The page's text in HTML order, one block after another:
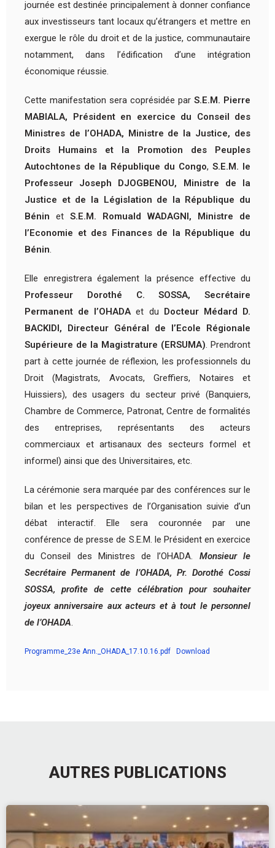
journée est destinée principalement à donner confiance
aux investisseurs tant locaux qu’étrangers et mettre en
exergue le rôle du droit et de la justice, communautaire
notamment, dans l’édification d’une intégration
économique réussie.
Cette manifestation sera coprésidée par S.E.M. Pierre
MABIALA, Président en exercice du Conseil des
Ministres de l’OHADA, Ministre de la Justice, des
Droits Humains et la Promotion des Peuples
Autochtones de la République du Congo, S.E.M. le
Professeur Joseph DJOGBENOU, Ministre de la
Justice et de la Législation de la République du
Bénin et S.E.M. Romuald WADAGNI, Ministre de
l’Economie et des Finances de la République du
Bénin.
Elle enregistrera également la présence effective du
Professeur Dorothé C. SOSSA, Secrétaire
Permanent de l’OHADA et du Docteur Médard D.
BACKIDI, Directeur Général de l’Ecole Régionale
Supérieure de la Magistrature (ERSUMA). Prendront
part à cette journée de réflexion, les professionnels du
Droit (Magistrats, Avocats, Greffiers, Notaires et
Huissiers), des usagers du secteur privé (Banquiers,
Chambre de Commerce, Patronat, Centre de formalités
des entreprises, représentants des acteurs
commerciaux et artisanaux des secteurs formel et
informel) ainsi que des Universitaires, etc.
La cérémonie sera marquée par des conférences sur le
bilan et les perspectives de l’Organisation suivie d’un
débat interactif. Elle sera couronnée par une
conférence de presse de S.E.M. le Président en exercice
du Conseil des Ministres de l’OHADA. Monsieur le
Secrétaire Permanent de l’OHADA, Pr. Dorothé Cossi
SOSSA, profite de cette célébration pour souhaiter
joyeux anniversaire aux acteurs et à tout le personnel
de l’OHADA.
Programme_23e Ann._OHADA_17.10.16.pdf Download
AUTRES PUBLICATIONS